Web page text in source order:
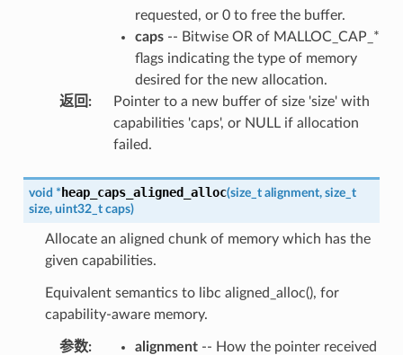
requested, or 0 to free the buffer.
caps-- Bitwise OR of MALLOC_CAP_*
flags indicating the type of memory
desired for the new allocation.
返回 :
Pointer to a new buffer of size 'size' with
capabilities 'caps', or NULL if allocation
failed.
void * heap_caps_aligned_alloc(size_t alignment, size_t
size, uint32_t caps)
Allocate an aligned chunk of memory which has the
given capabilities.
Equivalent semantics to libc aligned_alloc(), for
capability-aware memory.
参数: alignment-- How the pointer received